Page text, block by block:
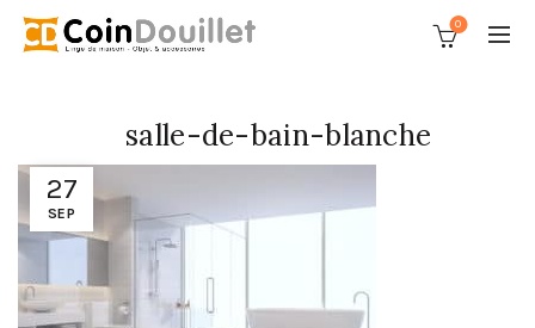
0
27
SEP
salle-de-bain-blanche